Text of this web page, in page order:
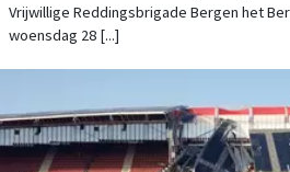
Vrijwillige Reddingsbrigade Bergen het
woensdag 28 [...]